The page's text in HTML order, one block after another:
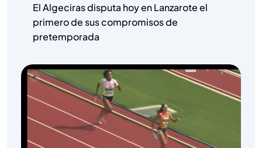
El Algeciras disputa hoy en Lanzarote el
primero de sus compromisos de
pretemporada